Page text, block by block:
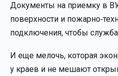
Документы на приемку в
поверхности и
подключения, чтобы
И еще мелочь, которая
у краев и не мешают